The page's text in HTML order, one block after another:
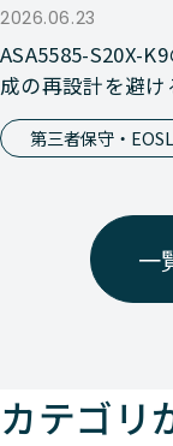
2026.06.23
ASA5585-S20X-
成の再設計を避
第三者保守・
一
カテゴリ